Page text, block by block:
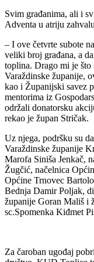
Svim građanima, ali i
Adventa u atriju
– I ove četvrte subote
veliki broj građana, a
toplina. Drago mi je što
Varaždinske županije,
kao i Županijski savez
mentorima iz
održali donatorsku
rekao je župan Stričak.
Uz njega, podršku su
Varaždinske županije
Marofa Siniša Jenkač,
Žugčić, načelnica
Općine Trnovec
Bednja Damir Poljak,
županije Goran Mališ i
sc.Spomenka Kiđmet
Za čaroban ugođaj